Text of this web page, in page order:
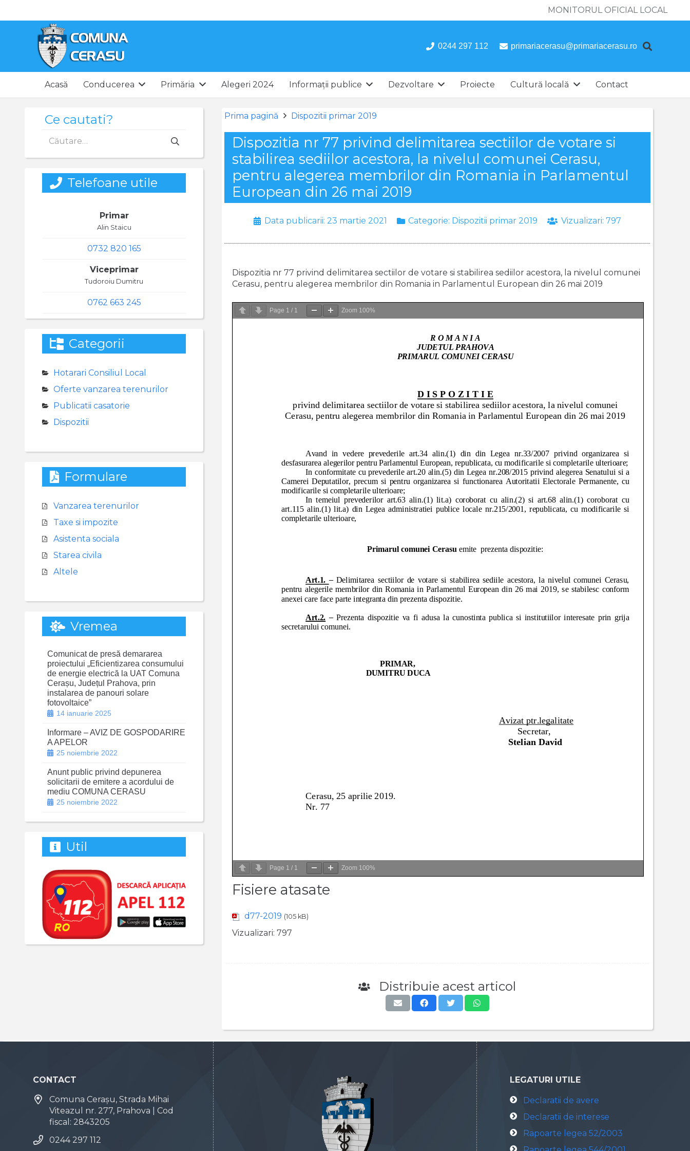
MONITORUL OFICIAL LOCAL
0244 297 112 primariacerasu@primariacerasu.ro
Acasă Conducerea Primăria Alegeri 2024 Informații publice Dezvoltare Proiecte Cultură locală Contact
Prima pagină Dispozitii primar 2019
Dispozitia nr 77 privind delimitarea sectiilor de votare si
stabilirea sediilor acestora, la nivelul comunei Cerasu,
pentru alegerea membrilor din Romania in Parlamentul
European din 26 mai 2019
Data publicarii: 23 martie 2021 Categorie: Dispozitii primar 2019 Vizualizari: 797
Dispozitia nr 77 privind delimitarea sectiilor de votare si stabilirea sediilor acestora, la nivelul comunei
Cerasu, pentru alegerea membrilor din Romania in Parlamentul European din 26 mai 2019
Page 1 / 1 Zoom 100%
Page 1 / 1 Zoom 100%
Fisiere atasate
d77-2019 (105 kB)
Vizualizari: 797
Distribuie acest articol
Ce cautati?
după:
Telefoane utile
Primar
Alin Staicu
0732 820 165
Viceprimar
Tudoroiu Dumitru
0762 663 245
Categorii
Hotarari Consiliul Local
Oferte vanzarea terenurilor
Publicatii casatorie
Dispozitii
Formulare
Vanzarea terenurilor
Taxe si impozite
Asistenta sociala
Starea civila
Altele
Vremea
Comunicat de presă demararea
proiectului „Eficientizarea consumului
de energie electrică la UAT Comuna
Cerașu, Județul Prahova, prin
instalarea de panouri solare
fotovoltaice”
14 ianuarie 2025
Informare – AVIZ DE GOSPODARIRE
A APELOR
25 noiembrie 2022
Anunt public privind depunerea
solicitarii de emitere a acordului de
mediu COMUNA CERASU
25 noiembrie 2022
Util
CONTACT
Comuna Cerașu, Strada Mihai
Viteazul nr. 277, Prahova | Cod
fiscal: 2843205
0244 297 112
LEGATURI UTILE
Declaratii de avere
Declaratii de interese
Rapoarte legea 52/2003